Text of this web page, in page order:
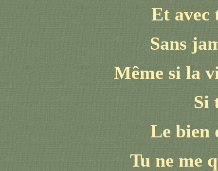
Et avec
Sans
Même si la
Si
Le bien
Tu ne me